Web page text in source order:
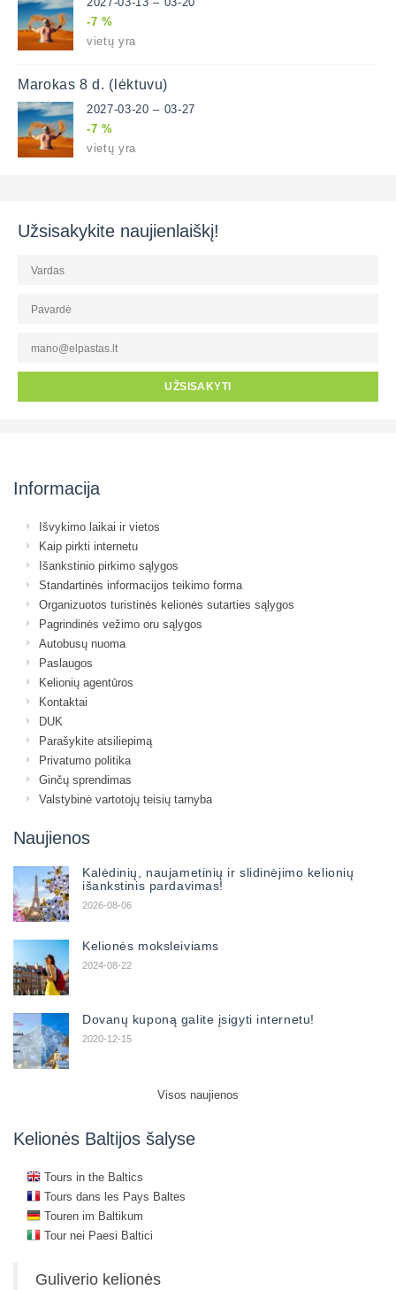
-7 %
vietų yra
Marokas 8 d. (lėktuvu)
2027-03-20 – 03-27
-7 %
vietų yra
Užsisakykite naujienlaiškį!
UŽSISAKYTI
Informacija
Išvykimo laikai ir vietos
Kaip pirkti internetu
Išankstinio pirkimo sąlygos
Standartinės informacijos teikimo forma
Organizuotos turistinės kelionės sutarties sąlygos
Pagrindinės vežimo oru sąlygos
Autobusų nuoma
Paslaugos
Kelionių agentūros
Kontaktai
DUK
Parašykite atsiliepimą
Privatumo politika
Ginčų sprendimas
Valstybinė vartotojų teisių tarnyba
Naujienos
Kalėdinių, naujametinių ir slidinėjimo kelionių
išankstinis pardavimas!
2026-08-06
Kelionės moksleiviams
2024-08-22
Dovanų kuponą galite įsigyti internetu!
2020-12-15
Visos naujienos
Kelionės Baltijos šalyse
Tours in the Baltics
Tours dans les Pays Baltes
Touren im Baltikum
Tour nei Paesi Baltici
Guliverio kelionės